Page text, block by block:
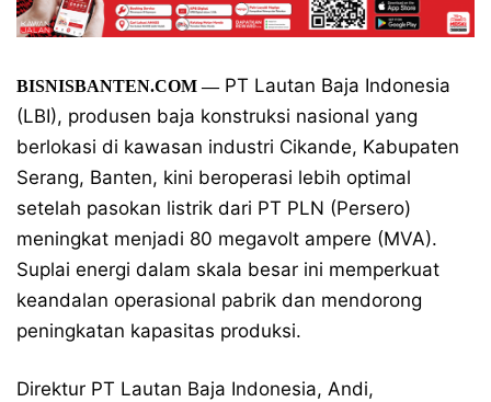
BISNISBANTEN.COM—PT Lautan Baja Indonesia
(LBI), produsen baja konstruksi nasional yang
berlokasi di kawasan industri Cikande, Kabupaten
Serang, Banten, kini beroperasi lebih optimal
setelah pasokan listrik dari PT PLN (Persero)
meningkat menjadi 80 megavolt ampere (MVA).
Suplai energi dalam skala besar ini memperkuat
keandalan operasional pabrik dan mendorong
peningkatan kapasitas produksi.
Direktur PT Lautan Baja Indonesia, Andi,